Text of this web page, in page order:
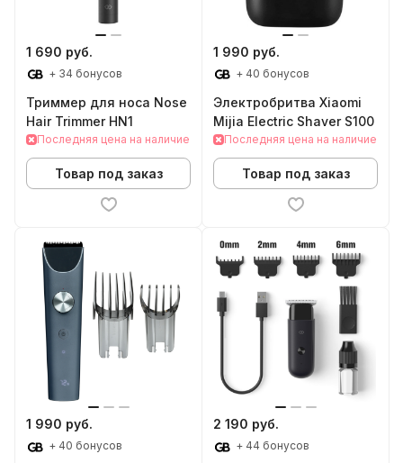
1 690 руб.
+ 34 бонусов
Триммер для носа Nose
Hair Trimmer HN1
Последняя цена на наличие
Товар под заказ
1 990 руб.
+ 40 бонусов
Электробритва Xiaomi
Mijia Electric Shaver S100
Последняя цена на наличие
Товар под заказ
1 990 руб.
+ 40 бонусов
2 190 руб.
+ 44 бонусов